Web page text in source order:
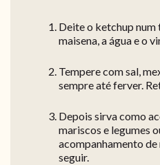
Deite o ketchup num
maisena, a água e o
Tempere com sal,
sempre até ferver.
Depois sirva como
mariscos e legumes
acompanhamento
seguir.